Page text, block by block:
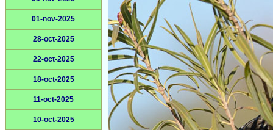
01-nov-2025
28-oct-2025
22-oct-2025
18-oct-2025
11-oct-2025
10-oct-2025